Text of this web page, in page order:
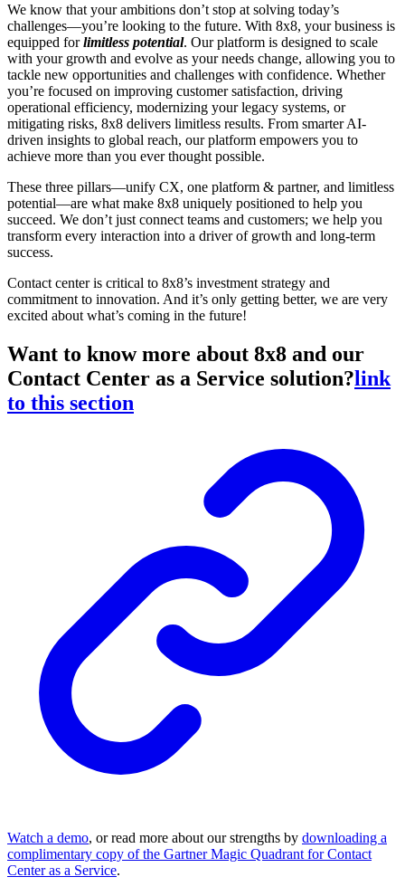
We know that your ambitions don’t stop at solving today’s
challenges—you’re looking to the future. With 8x8, your business is
equipped forlimitless potential. Our platform is designed to scale
with your growth and evolve as your needs change, allowing you to
tackle new opportunities and challenges with confidence. Whether
you’re focused on improving customer satisfaction, driving
operational efficiency, modernizing your legacy systems, or
mitigating risks, 8x8 delivers limitless results. From smarter AI-
driven insights to global reach, our platform empowers you to
achieve more than you ever thought possible.
These three pillars—unify CX, one platform & partner, and limitless
potential—are what make 8x8 uniquely positioned to help you
succeed. We don’t just connect teams and customers; we help you
transform every interaction into a driver of growth and long-term
success.
Contact center is critical to 8x8’s investment strategy and
commitment to innovation. And it’s only getting better, we are very
excited about what’s coming in the future!
Want to know more about 8x8 and our
Contact Center as a Service solution?link
to this section
Watch a demo, or read more about our strengths by downloading a
complimentary copy of the Gartner Magic Quadrant for Contact
Center as a Service.